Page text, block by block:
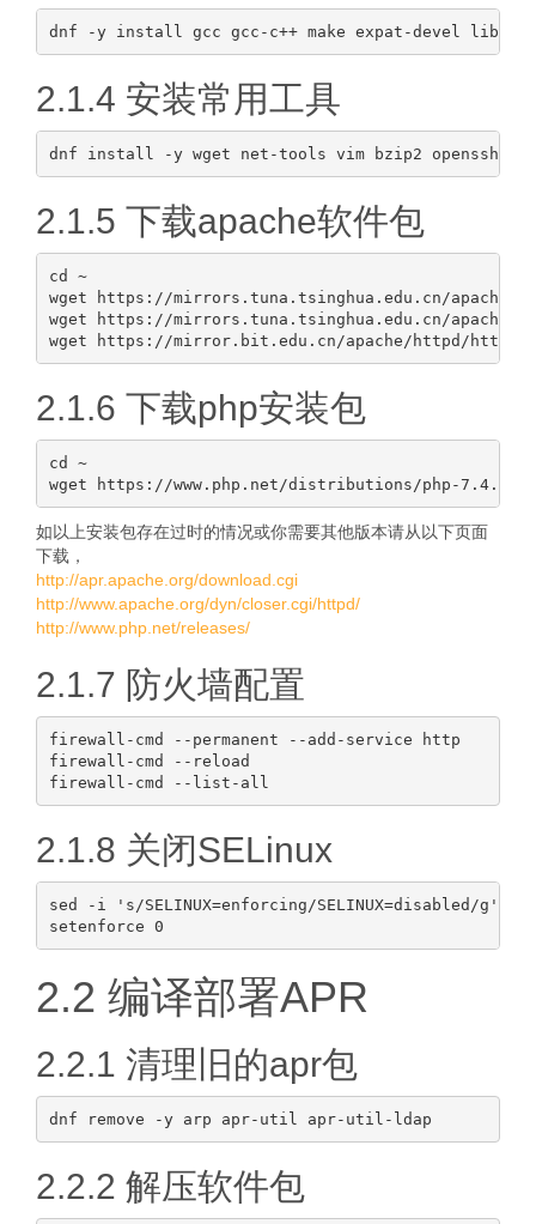
2.1.4 安装常用工具
2.1.5 下载apache软件包
cd ~
wget https://mirrors.tuna.tsinghua.edu.cn/apache/
wget https://mirrors.tuna.tsinghua.edu.cn/
2.1.6 下载php安装包
cd ~
如以上安装包存在过时的情况或你需要其他版本请从以下页面
下载，
http://apr.apache.org/download.cgi
http://www.apache.org/dyn/closer.cgi/httpd/
http://www.php.net/releases/
2.1.7 防火墙配置
firewall-cmd --permanent --add-service http
firewall-cmd --reload
2.1.8 关闭SELinux
sed -i 's/SELINUX=enforcing/SELINUX=disabled/g'
2.2 编译部署APR
2.2.1 清理旧的apr包
2.2.2 解压软件包